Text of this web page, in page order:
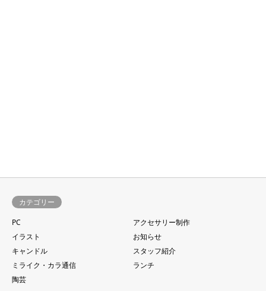
カテゴリー
PC
アクセサリー制作
イラスト
お知らせ
キャンドル
スタッフ紹介
ミライク・カラ通信
ランチ
陶芸